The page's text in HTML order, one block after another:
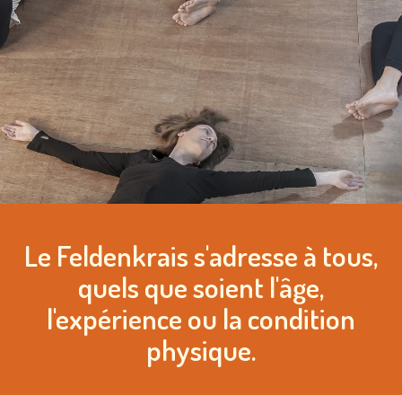
Le Feldenkrais s'adresse à tous,
quels que soient l'âge,
l'expérience ou la condition
physique.